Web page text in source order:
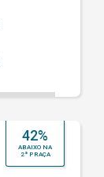
42%
ABAIXO NA
2ª PRAÇA